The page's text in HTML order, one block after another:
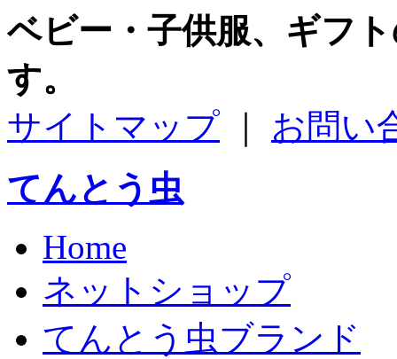
ベビー・子供服、ギフ
す。
サイトマップ
お問い
てんとう虫
Home
ネットショップ
てんとう虫ブランド